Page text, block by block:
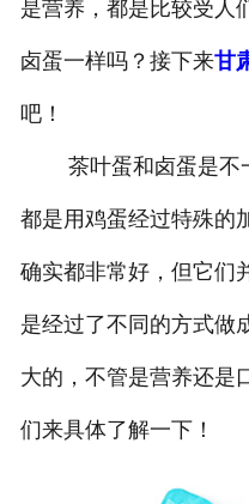
是营养，都是比较受人
卤蛋一样吗？接下来甘
吧！
茶叶蛋和卤蛋是不
都是用鸡蛋经过特殊的
确实都非常好，但它们
是经过了不同的方式做
大的，不管是营养还是
们来具体了解一下！